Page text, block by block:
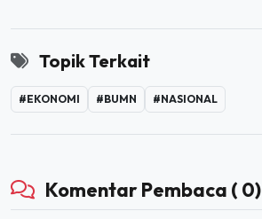
Topik Terkait
#EKONOMI #BUMN #NASIONAL
Komentar Pembaca ( 0)